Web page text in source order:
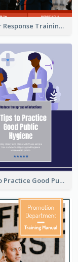
Disaster Response Training Manual
5 Tips to Practice Good Public Hygiene